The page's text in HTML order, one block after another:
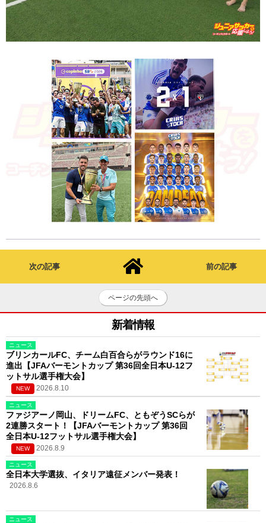
次の記事 前の記事
ページの先頭へ
新着情報
ニュース
ブリンカールFC、チーム白百合らがラウンド16に
進出【JFAバーモントカップ 第36回全日本U-12フ
ットサル選手権大会】
NEW 2026.8.10
ニュース
ファジアーノ岡山、ドリームFC、ともぞうSCらが
2連勝スタート！【JFAバーモントカップ 第36回
全日本U-12フットサル選手権大会】
NEW 2026.8.9
ニュース
全日本大学選抜、イタリア遠征メンバー発表！
2026.8.6
ニュース